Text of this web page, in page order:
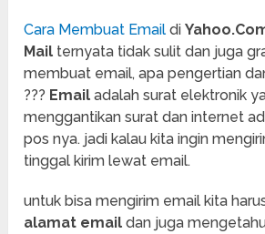
Cara Membuat Email di
Mail ternyata tidak sulit dan juga
membuat email, apa pengertian
??? Email adalah surat elektronik
menggantikan surat dan internet
pos nya. jadi kalau kita ingin
tinggal kirim lewat email.
untuk bisa mengirim email kita
alamat email dan juga